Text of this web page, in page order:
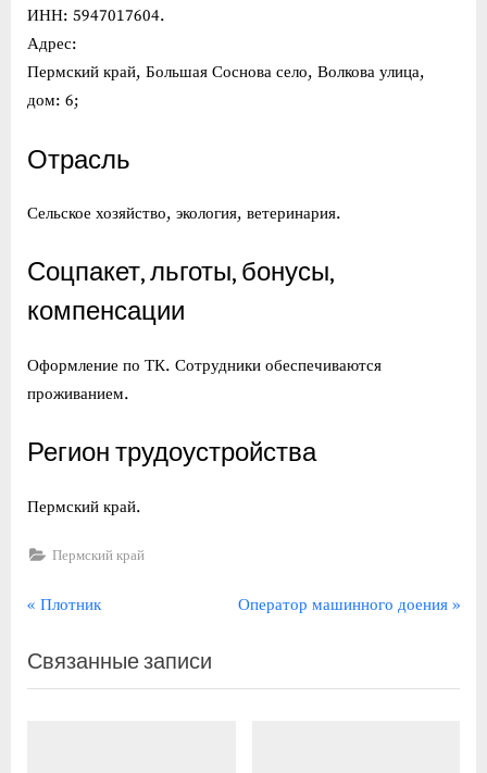
ИНН: 5947017604.
Адрес:
Пермский край, Большая Соснова село, Волкова улица,
дом: 6;
Отрасль
Сельское хозяйство, экология, ветеринария.
Соцпакет, льготы, бонусы,
компенсации
Оформление по ТК. Сотрудники обеспечиваются
проживанием.
Регион трудоустройства
Пермский край.
Пермский край
Навигация
П
е
д
Плотник
С
д
Оператор машинного доения
Связанные записи